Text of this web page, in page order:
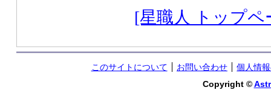
[星職人 トップペ
このサイトについて お問い合わせ
個人情
Copyright ©